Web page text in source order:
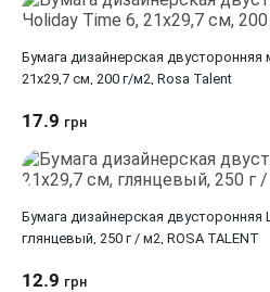
Бумага дизайнерская двусторонняя
21х29,7 см, 200 г/м2, Rosa Talent
17.9 грн
Бумага дизайнерская двусторонняя
глянцевый, 250 г / м2, ROSA TALENT
12.9 грн